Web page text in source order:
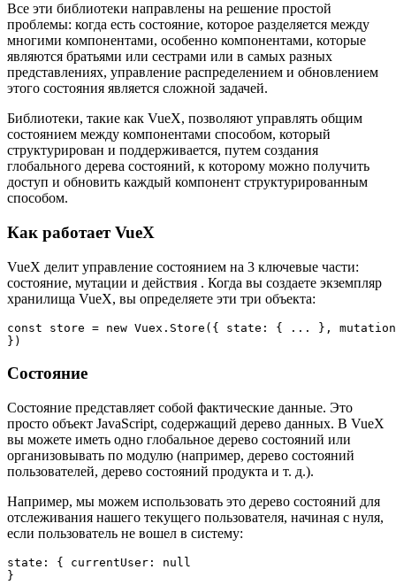
Все эти библиотеки направлены на решение простой
проблемы: когда есть состояние, которое разделяется между
многими компонентами, особенно компонентами, которые
являются братьями или сестрами или в самых разных
представлениях, управление распределением и обновлением
этого состояния является сложной задачей.
Библиотеки, такие как VueX, позволяют управлять общим
состоянием между компонентами способом, который
структурирован и поддерживается, путем создания
глобального дерева состояний, к которому можно получить
доступ и обновить каждый компонент структурированным
способом.
Как работает VueX
VueX делит управление состоянием на 3 ключевые части:
состояние, мутации и действия . Когда вы создаете экземпляр
хранилища VueX, вы определяете эти три объекта:
const store = new Vuex.Store({ state: { ... },
Состояние
Состояние представляет собой фактические данные. Это
просто объект JavaScript, содержащий дерево данных. В VueX
вы можете иметь одно глобальное дерево состояний или
организовывать по модулю (например, дерево состояний
пользователей, дерево состояний продукта и т. д.).
Например, мы можем использовать это дерево состояний для
отслеживания нашего текущего пользователя, начиная с нуля,
если пользователь не вошел в систему:
state: { currentUser: null